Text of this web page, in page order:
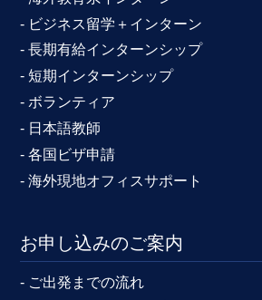
- ビジネス留学＋インターン
- 長期有給インターンシップ
- 短期インターンシップ
- ボランティア
- 日本語教師
- 各国ビザ申請
- 海外現地オフィスサポート
お申し込みのご案内
- ご出発までの流れ